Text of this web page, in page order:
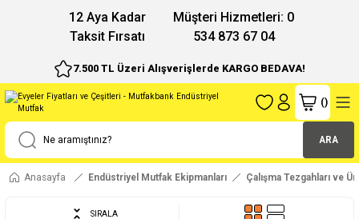
12 Aya Kadar
Taksit Fırsatı
Müşteri Hizmetleri: 0
534 873 67 04
7.500 TL Üzeri Alışverişlerde KARGO BEDAVA!
ARA
()
Anasayfa Endüstriyel Mutfak Ekipmanları Çalışma Tezgahları ve
SIRALA